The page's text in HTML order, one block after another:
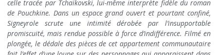
celle tracée par Tchaïkovski, lui-même interprète fidèle du roman
de Pouchkine. Dans un espace grand ouvert et pourtant confiné,
Signeyrole scrute une intimité dérobée par l’insupportable
promiscuité, mais rendue possible à force d’indifférence. Filmé en
plongée, le dédale des pièces de cet appartement communautaire